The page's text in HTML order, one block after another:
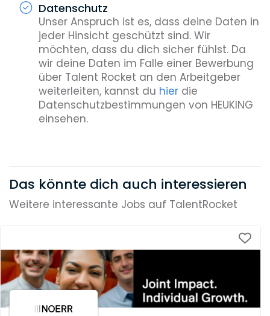
Datenschutz
Unser Anspruch ist es, dass deine Daten in
jeder Hinsicht geschützt sind. Wir
möchten, dass du dich sicher fühlst. Da
wir deine Daten im Falle einer Bewerbung
über Talent Rocket an den Arbeitgeber
weiterleiten, kannst du hierdie
Datenschutzbestimmungen von HEUKING
einsehen.
Das könnte dich auch interessieren
Weitere interessante Jobs auf TalentRocket